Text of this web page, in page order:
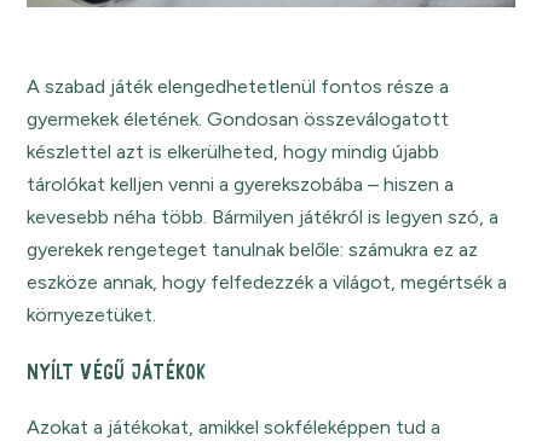
A szabad játék elengedhetetlenül fontos része a
gyermekek életének. Gondosan összeválogatott
készlettel azt is elkerülheted, hogy mindig újabb
tárolókat kelljen venni a gyerekszobába – hiszen a
kevesebb néha több. Bármilyen játékról is legyen szó, a
gyerekek rengeteget tanulnak belőle: számukra ez az
eszköze annak, hogy felfedezzék a világot, megértsék a
környezetüket.
NYÍLT VÉGŰ JÁTÉKOK
Azokat a játékokat, amikkel sokféleképpen tud a